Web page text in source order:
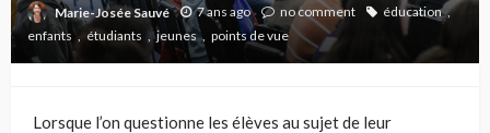
Marie-Josée Sauvé 7 ans ago no comment
éducation
enfants
étudiants jeunes points de vue
Lorsque l’on questionne les élèves au sujetde leur